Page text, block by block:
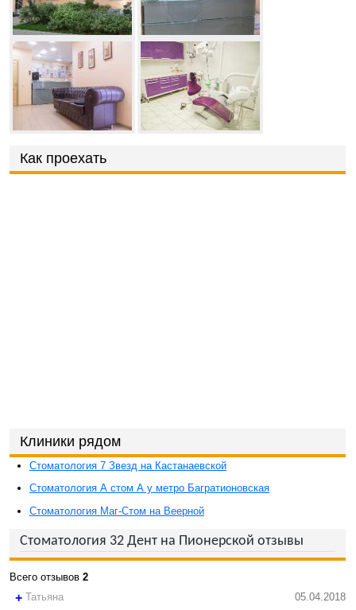
Как проехать
Клиники рядом
Стоматология 7 Звезд на Кастанаевской
Стоматология А стом А у метро Багратионовская
Стоматология Маг-Стом на Веерной
Стоматология 32 Дент на Пионерской отзывы
Всего отзывов 2
+ Татьяна
05.04.2018